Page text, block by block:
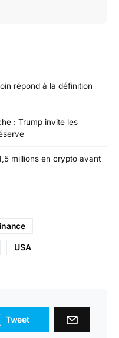
répond à la définition
: Trump invite les
millions en crypto avant
USA
Tweet